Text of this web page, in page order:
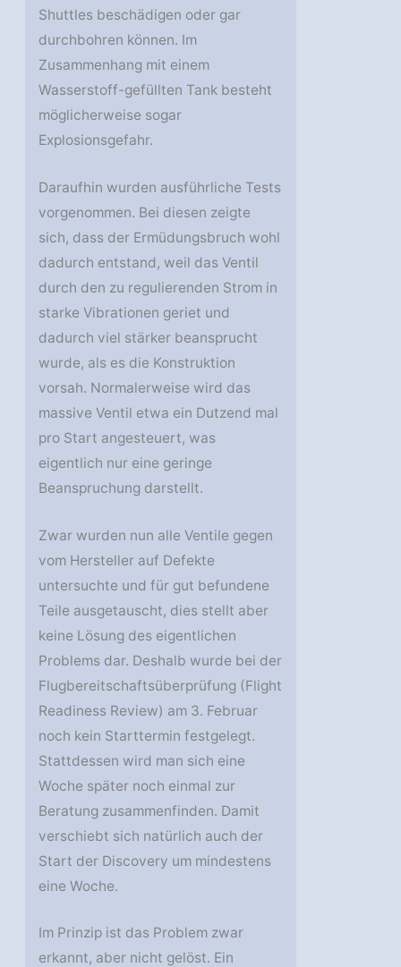
Shuttles beschädigen oder gar
durchbohren können. Im
Zusammenhang mit einem
Wasserstoff-gefüllten Tank besteht
möglicherweise sogar
Explosionsgefahr.
Daraufhin wurden ausführliche Tests
vorgenommen. Bei diesen zeigte
sich, dass der Ermüdungsbruch wohl
dadurch entstand, weil das Ventil
durch den zu regulierenden Strom in
starke Vibrationen geriet und
dadurch viel stärker beansprucht
wurde, als es die Konstruktion
vorsah. Normalerweise wird das
massive Ventil etwa ein Dutzend mal
pro Start angesteuert, was
eigentlich nur eine geringe
Beanspruchung darstellt.
Zwar wurden nun alle Ventile gegen
vom Hersteller auf Defekte
untersuchte und für gut befundene
Teile ausgetauscht, dies stellt aber
keine Lösung des eigentlichen
Problems dar. Deshalb wurde bei der
Flugbereitschaftsüberprüfung (Flight
Readiness Review) am 3. Februar
noch kein Starttermin festgelegt.
Stattdessen wird man sich eine
Woche später noch einmal zur
Beratung zusammenfinden. Damit
verschiebt sich natürlich auch der
Start der Discovery um mindestens
eine Woche.
Im Prinzip ist das Problem zwar
erkannt, aber nicht gelöst. Ein